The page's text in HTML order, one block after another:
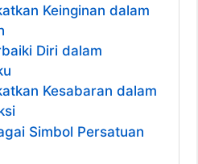
Keinginan dalam
Diri dalam
Kesabaran dalam
Simbol Persatuan